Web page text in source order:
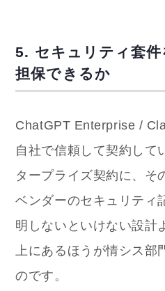
5. セキュリティ套
担保できるか
ChatGPT Enterprise /
自社で信頼して契約して
タープライズ契約に、そ
ベンダーのセキュリティ
明しないといけない設計
上にあるほうが情シス部
のです。